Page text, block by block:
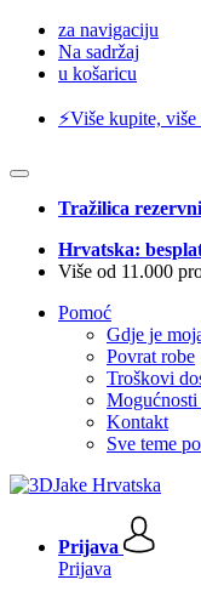
za navigaciju
Na sadržaj
u košaricu
⚡️Više kupite,
Tražilica
Hrvatska:
Više od 11.000
Pomoć
Gdje je
Povrat robe
Troškovi
Mogućnosti
Kontakt
Sve teme
Prijava
Prijava